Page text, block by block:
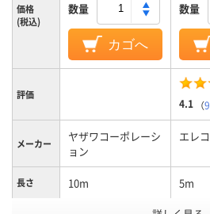
価格
(税込)
数量
カゴへ
数量
評価
4.1 （
メーカー
ヤザワコーポレーシ
ョン
エレ
長さ 10m 5m